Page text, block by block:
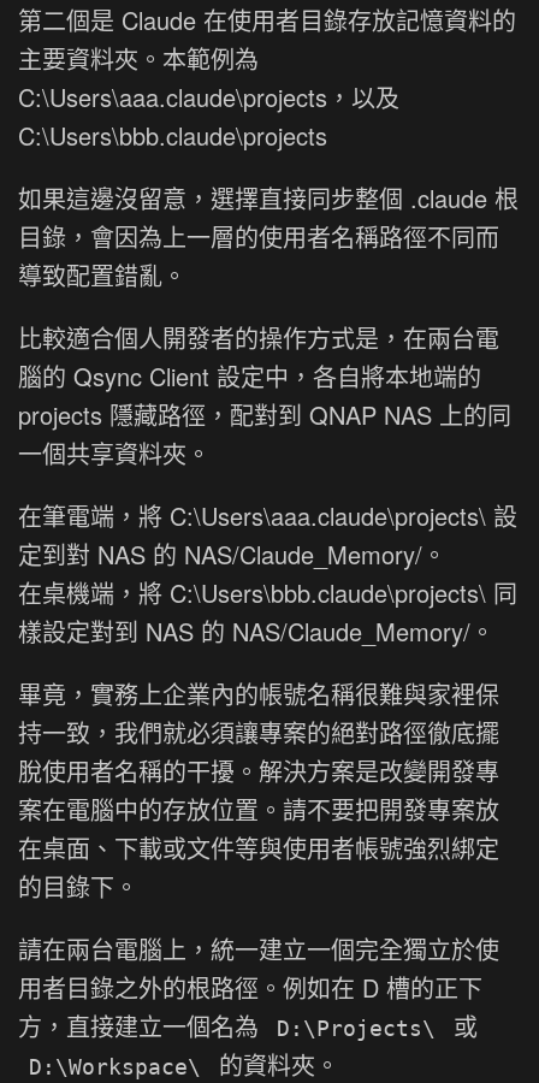
第二個是 Claude 在使用者目錄存放記憶資料的
主要資料夾。本範例為
C:\Users\aaa.claude\projects，以及
C:\Users\bbb.claude\projects
如果這邊沒留意，選擇直接同步整個 .claude 根
目錄，會因為上一層的使用者名稱路徑不同而
導致配置錯亂。
比較適合個人開發者的操作方式是，在兩台電
腦的 Qsync Client 設定中，各自將本地端的
projects 隱藏路徑，配對到 QNAP NAS 上的同
一個共享資料夾。
在筆電端，將 C:\Users\aaa.claude\projects\ 設
定到對 NAS 的 NAS/Claude_Memory/。
在桌機端，將 C:\Users\bbb.claude\projects\ 同
樣設定對到 NAS 的 NAS/Claude_Memory/。
畢竟，實務上企業內的帳號名稱很難與家裡保
持一致，我們就必須讓專案的絕對路徑徹底擺
脫使用者名稱的干擾。解決方案是改變開發專
案在電腦中的存放位置。請不要把開發專案放
在桌面、下載或文件等與使用者帳號強烈綁定
的目錄下。
請在兩台電腦上，統一建立一個完全獨立於使
用者目錄之外的根路徑。例如在 D 槽的正下
方，直接建立一個名為
D:\Projects\ 或
D:\Workspace\ 的資料夾。